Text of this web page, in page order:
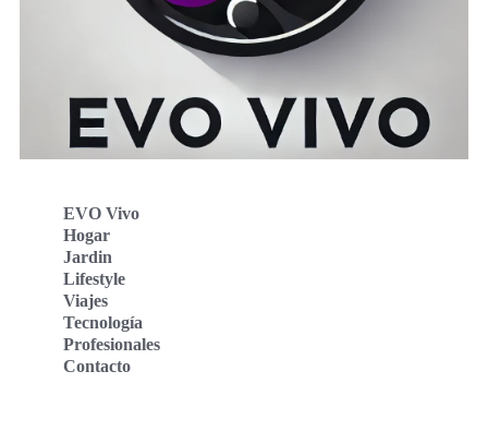
EVO Vivo
Hogar
Jardin
Lifestyle
Viajes
Tecnología
Profesionales
Contacto